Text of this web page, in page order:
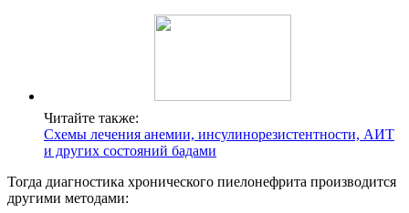
Читайте также:
Схемы лечения анемии, инсулинорезистентности, АИТ
и других состояний бадами
Тогда диагностика хронического пиелонефрита производится
другими методами: